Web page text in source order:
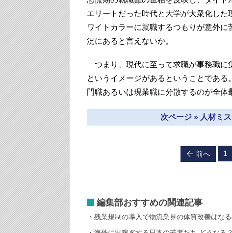
エリートだった時代と大学が大衆化し
ワイトカラーに就職するつもりが意外
況にあると言えないか。
つまり、現代に至って求職が事務職に
というイメージがあるということであ
門職あるいは現業職に分散するのが全体
次ページ » 人材ミ
前へ 1
編集部おすすめの関連記事
残業規制の導入で物流業界の体質改善はなる